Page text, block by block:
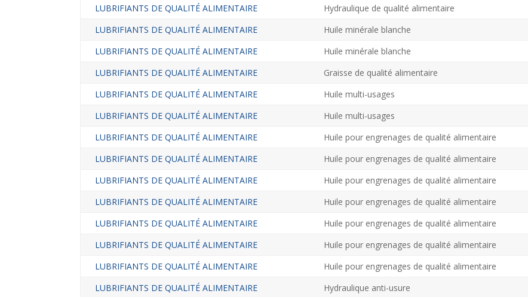
LUBRIFIANTS DE QUALITÉ ALIMENTAIRE
Hydraulique de qualité alimentaire
LUBRIFIANTS DE QUALITÉ ALIMENTAIRE
Huile minérale blanche
LUBRIFIANTS DE QUALITÉ ALIMENTAIRE
Huile minérale blanche
LUBRIFIANTS DE QUALITÉ ALIMENTAIRE
Graisse de qualité alimentaire
LUBRIFIANTS DE QUALITÉ ALIMENTAIRE
Huile multi-usages
LUBRIFIANTS DE QUALITÉ ALIMENTAIRE
Huile multi-usages
LUBRIFIANTS DE QUALITÉ ALIMENTAIRE
Huile pour engrenages de qualité alimentaire
LUBRIFIANTS DE QUALITÉ ALIMENTAIRE
Huile pour engrenages de qualité alimentaire
LUBRIFIANTS DE QUALITÉ ALIMENTAIRE
Huile pour engrenages de qualité alimentaire
LUBRIFIANTS DE QUALITÉ ALIMENTAIRE
Huile pour engrenages de qualité alimentaire
LUBRIFIANTS DE QUALITÉ ALIMENTAIRE
Huile pour engrenages de qualité alimentaire
LUBRIFIANTS DE QUALITÉ ALIMENTAIRE
Huile pour engrenages de qualité alimentaire
LUBRIFIANTS DE QUALITÉ ALIMENTAIRE
Huile pour engrenages de qualité alimentaire
LUBRIFIANTS DE QUALITÉ ALIMENTAIRE
Hydraulique anti-usure